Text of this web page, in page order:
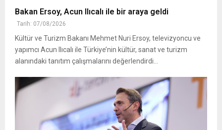
Bakan Ersoy, Acun Ilıcalı ile bir araya geldi
Tarih: 07/08/2026
Kültür ve Turizm Bakanı Mehmet Nuri Ersoy, televizyoncu ve
yapımcı Acun Ilıcalı ile Türkiye’nin kültür, sanat ve turizm
alanındaki tanıtım çalışmalarını değerlendirdi...